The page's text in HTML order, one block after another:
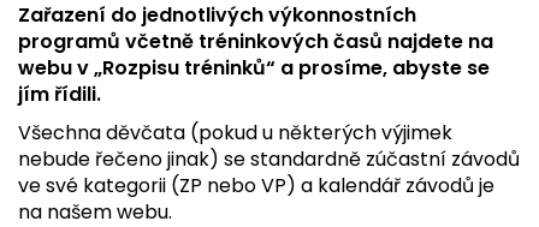
Zařazení do jednotlivých výkonnostních
programů včetně tréninkových časů najdete na
webu v „Rozpisu tréninků“ a prosíme, abyste se
jím řídili.
Všechna děvčata (pokud u některých výjimek
nebude řečeno jinak) se standardně zúčastní závodů
ve své kategorii (ZP nebo VP) a kalendář závodů je
na našem webu.